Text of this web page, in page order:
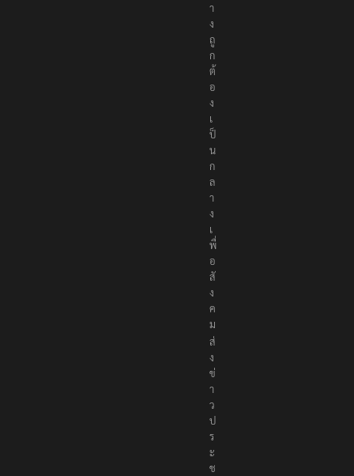
า
ง
ถู
ก
ต้
อ
ง
เ
ป็
น
ก
ล
า
ง
เ
พื่
อ
สั
ง
ค
ม
ส่
ง
ข่
า
ว
ป
ร
ะ
ช